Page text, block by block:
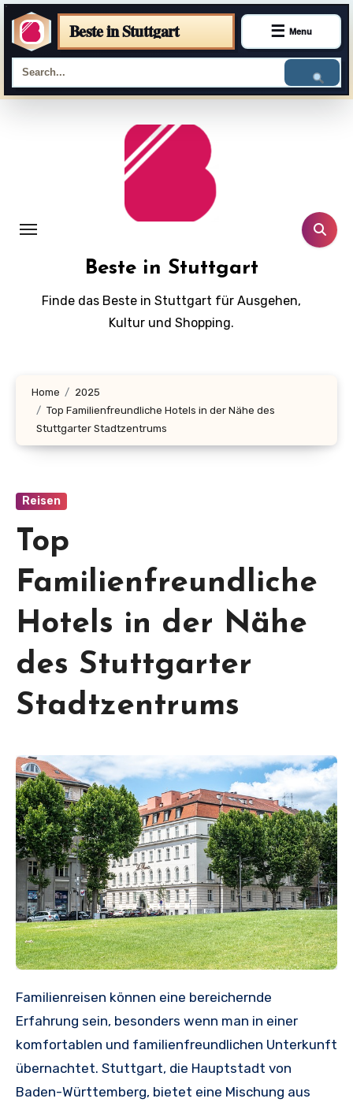
Beste in Stuttgart ☰ Menu
Beste in Stuttgart
Finde das Beste in Stuttgart für Ausgehen,
Kultur und Shopping.
Home
2025
Top Familienfreundliche Hotels in der Nähe des
Stuttgarter Stadtzentrums
Reisen
Top
Familienfreundliche
Hotels in der Nähe
des Stuttgarter
Stadtzentrums
Familienreisen können eine bereichernde
Erfahrung sein, besonders wenn man in einer
komfortablen und familienfreundlichen Unterkunft
übernachtet. Stuttgart, die Hauptstadt von
Baden-Württemberg, bietet eine Mischung aus